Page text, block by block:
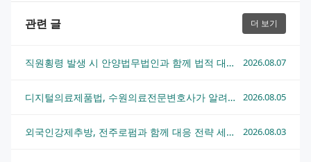
관련 글 더 보기
직원횡령 발생 시 안양법무법인과 함께 법적 대응하는 방법 2026.08.07
디지털의료제품법, 수원의료전문변호사가 알려주는 핵심 쟁점과 대응 전략 2026.08.05
외국인강제추방, 전주로펌과 함께 대응 전략 세우는 법 2026.08.03